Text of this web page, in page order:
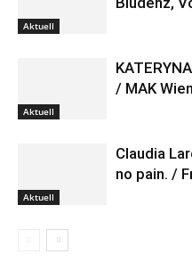
Aktuell
Aktuell
/ MAK Wien
Aktuell
Claudia
no pain. /